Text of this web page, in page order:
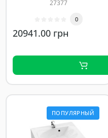
27377
0
20941.00 грн
ПОПУЛЯРНЫЙ